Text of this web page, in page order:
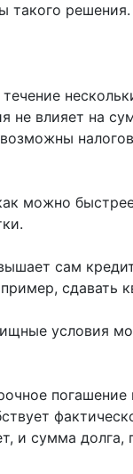
такого решения.
не влияет на
можно
сам
сдавать
условия
погашение
и сумма долга,